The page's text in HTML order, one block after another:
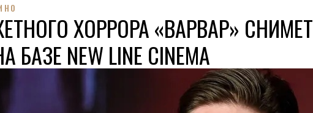
ХОРРОРА «ВАРВАР» СНИМЕТ
NEW LINE CINEMA